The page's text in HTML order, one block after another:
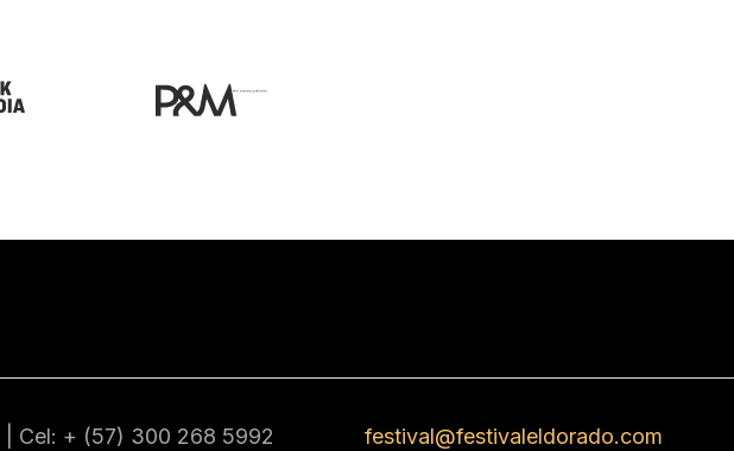
| Cel: + (57) 300 268 5992 festival@festivaleldorado.com